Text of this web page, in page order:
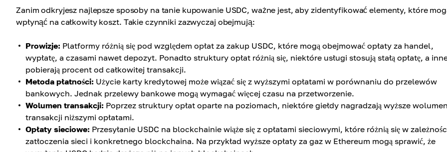
Zanim odkryjesz najlepsze sposoby na tanie kupowanie USDC, ważne jest, aby zidentyfikować elementy, które
wpłynąć na całkowity koszt. Takie czynniki zazwyczaj obejmują:
Prowizje: Platformy różnią się pod względem opłat za zakup USDC, które mogą obejmować opłaty za handel,
wypłatę, a czasami nawet depozyt. Ponadto struktury opłat różnią się, niektóre usługi stosują stałą opłatę, a
pobierają procent od całkowitej transakcji.
Metoda płatności: Użycie karty kredytowej może wiązać się z wyższymi opłatami w porównaniu do przelewów
bankowych. Jednak przelewy bankowe mogą wymagać więcej czasu na przetworzenie.
Wolumen transakcji: Poprzez struktury opłat oparte na poziomach, niektóre giełdy nagradzają wyższe
transakcji niższymi opłatami.
Opłaty sieciowe: Przesyłanie USDC na blockchainie wiąże się z opłatami sieciowymi, które różnią się w
zatłoczenia sieci i konkretnego blockchaina. Na przykład wyższe opłaty za gaz w Ethereum mogą sprawić, że